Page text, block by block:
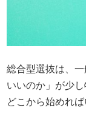
総合型選抜は、
いいのか」が少
どこから始めれ